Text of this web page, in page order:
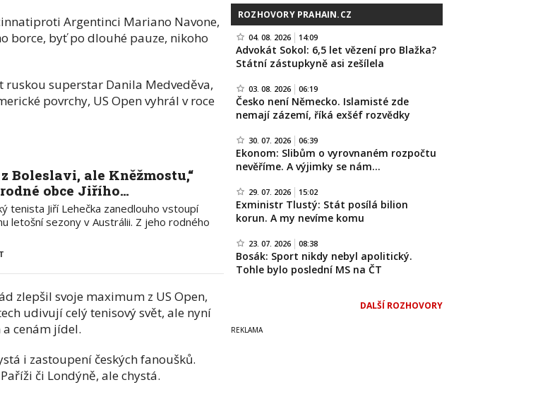
Argentinci Mariano Navone,
borce, byť po dlouhé pauze, nikoho
ruskou superstar Danila Medveděva,
povrchy, US Open vyhrál v roce
Boleslavi, ale Kněžmostu,“
obce Jiřího…
tenista Jiří Lehečka zanedlouho vstoupí
letošní sezony v Austrálii. Z jeho rodného
zlepšil svoje maximum z US Open,
udivují celý tenisový svět, ale nyní
cenám jídel.
i zastoupení českých fanoušků.
či Londýně, ale chystá.
ROZHOVORY PRAHAIN.CZ
04. 08. 2026 14:09
Advokát Sokol: 6,5 let vězení pro Blažka?
Státní zástupkyně asi zešílela
03. 08. 2026 06:19
Česko není Německo. Islamisté zde
nemají zázemí, říká exšéf rozvědky
30. 07. 2026 06:39
Ekonom: Slibům o vyrovnaném rozpočtu
nevěříme. A výjimky se nám…
29. 07. 2026 15:02
Exministr Tlustý: Stát posílá bilion
korun. A my nevíme komu
23. 07. 2026 08:38
Bosák: Sport nikdy nebyl apolitický.
Tohle bylo poslední MS na ČT
DALŠÍ ROZHOVORY